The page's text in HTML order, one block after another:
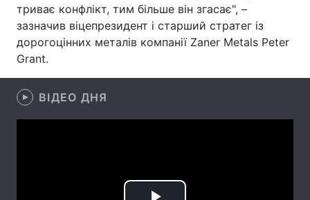
Лонгріди
Відео з Youtube
Інтерв'ю
Архів Вакансії
триває конфлікт, тим більше він згасає", –
зазначив віцепрезидент і старший стратег із
дорогоцінних металів компанії Zaner Metals Peter
Grant.
ВІДЕО ДНЯ